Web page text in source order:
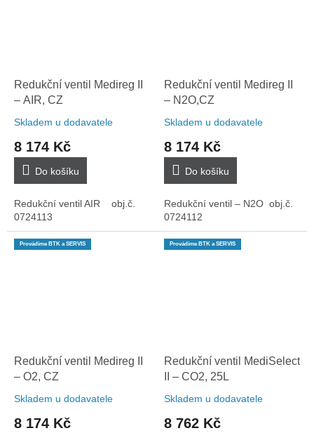
Redukční ventil Medireg II
– AIR, CZ
Skladem u dodavatele
8 174 Kč
Do košíku
Redukční ventil AIR obj.č.
0724113
Redukční ventil Medireg II
– N2O,CZ
Skladem u dodavatele
8 174 Kč
Do košíku
Redukční ventil – N2O obj.č.
0724112
Provádíme BTK a SERVIS
Redukční ventil Medireg II
– O2, CZ
Skladem u dodavatele
8 174 Kč
Provádíme BTK a SERVIS
Redukční ventil MediSelect
II – CO2, 25L
Skladem u dodavatele
8 762 Kč